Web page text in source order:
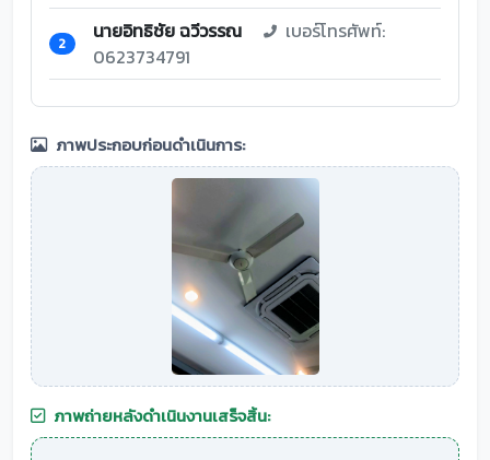
2 นายอิทธิชัย ฉวีวรรณ
เบอร์โทรศัพท์:
0623734791
ภาพประกอบก่อนดำเนินการ:
ภาพถ่ายหลังดำเนินงานเสร็จสิ้น: